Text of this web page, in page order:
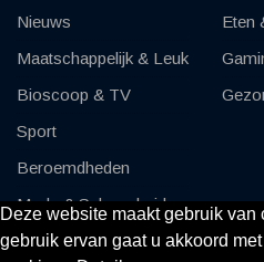
Deze website maakt gebruik van
gebruik ervan gaat u akkoord
Nieuws
Maatschappelijk & Leuk
Bioscoop & TV
Sport
Beroemdheden
Mode & Schoonheid
Auto's & Motor
Eten